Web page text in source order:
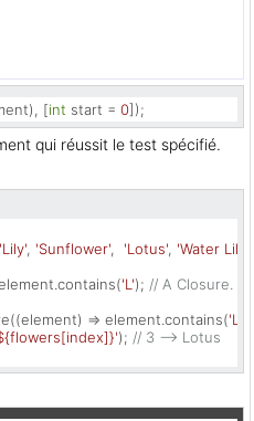
[int start = 0]);
qui réussit le test spécifié.
'Lily', 'Sunflower', 'Lotus', 'Water Lily'
'L'); // A Closure.
=> element.contains('L'
'); // 3 --> Lotus